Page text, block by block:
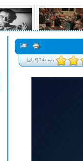
رتبه 3.50 (3 رای)